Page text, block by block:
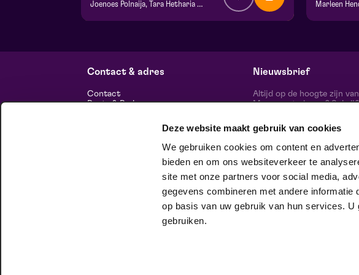
Deze website maakt gebruik van cookies
We gebruiken cookies om content en
bieden en om ons websiteverkeer te
site met onze partners voor social media,
gegevens combineren met andere
op basis van uw gebruik van hun services.
gebruiken.
Joenoes Polnaija, Tara Hetharia & Jefta Tanate
do 1 oktober 2026 | 20:15
Marleen
ma 5
Contact & adres
Contact
Route & Parkeren
Duurzaam ondernemen
Nieuwsbrief
Altijd op de hoogte zijn
Maaspoort nieuws?
schrijf je in
volg ons op